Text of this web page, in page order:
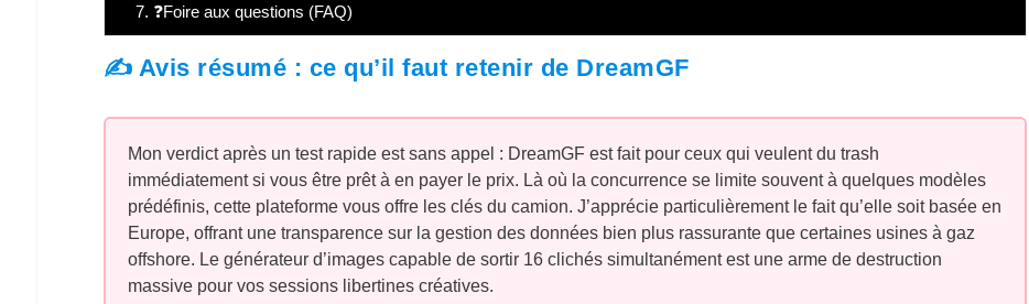
7. ❓Foire aux questions (FAQ)
✍️ Avis résumé : ce qu’il faut retenir de DreamGF
Mon verdict après un test rapide est sans appel : DreamGF est fait pour ceux qui veulent du trash
immédiatement si vous être prêt à en payer le prix. Là où la concurrence se limite souvent à quelques modèles
prédéfinis, cette plateforme vous offre les clés du camion. J’apprécie particulièrement le fait qu’elle soit basée en
Europe, offrant une transparence sur la gestion des données bien plus rassurante que certaines usines à gaz
offshore. Le générateur d’images capable de sortir 16 clichés simultanément est une arme de destruction
massive pour vos sessions libertines créatives.